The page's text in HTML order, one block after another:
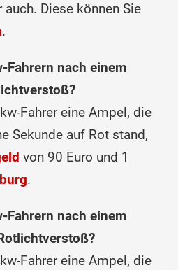
auch. Diese können Sie
.
Fahrern nach einem
Fahrer eine Ampel, die
Sekunde auf Rot stand,
von 90 Euro und 1
.
Fahrern nach einem
Fahrer eine Ampel, die